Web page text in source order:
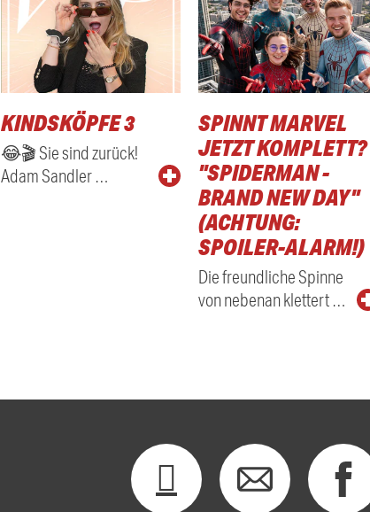
KINDSKÖPFE 3
😂🎬 Sie sind zurück!
Adam Sandler …
SPINNT MARVEL
JETZT KOMPLETT?
"SPIDERMAN -
BRAND NEW DAY"
(ACHTUNG:
SPOILER-ALARM!)
Die freundliche Spinne
von nebenan klettert …